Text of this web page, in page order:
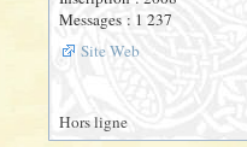
Messages : 1 237
Site Web
Hors ligne